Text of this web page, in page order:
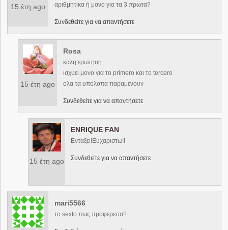
15 έτη ago
αριθμητικα ή μονο για τα 3 πρωτα?
Συνδεθείτε για να απαντήσετε
15 έτη ago
Rosa
καλη ερωτηση
ισχυει μονο για το primero και το tercero
ολα τα υπολοπα παραμενουν
Συνδεθείτε για να απαντήσετε
15 έτη ago
ENRIQUE FAN
Ενταξει!Ευχαριστω!!
Συνδεθείτε για να απαντήσετε
mari5566
το sexto πως προφερεται?